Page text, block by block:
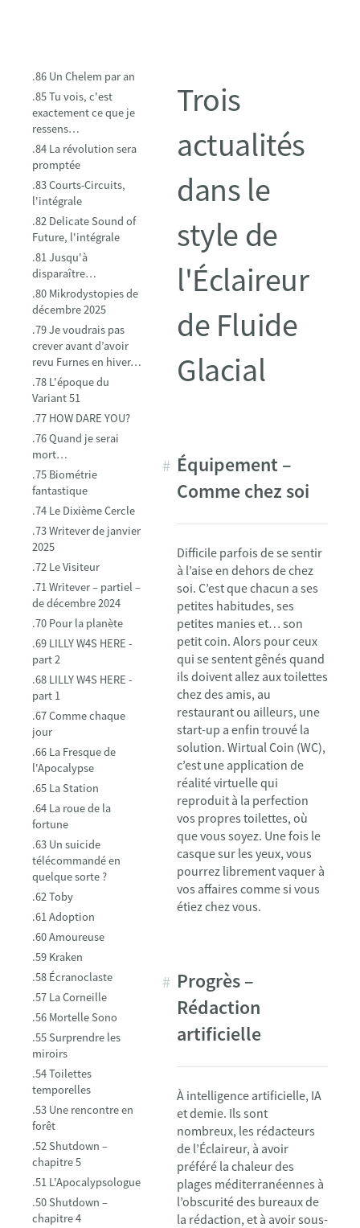
.86 Un Chelem par an
.85 Tu vois, c'est
exactement ce que je
ressens…
.84 La révolution sera
promptée
.83 Courts-Circuits,
l'intégrale
.82 Delicate Sound of
Future, l'intégrale
.81 Jusqu'à
disparaître…
.80 Mikrodystopies de
décembre 2025
.79 Je voudrais pas
crever avant d’avoir
revu Furnes en hiver…
.78 L'époque du
Variant 51
.77 HOW DARE YOU?
.76 Quand je serai
mort…
.75 Biométrie
fantastique
.74 Le Dixième Cercle
.73 Writever de janvier
2025
.72 Le Visiteur
.71 Writever – partiel –
de décembre 2024
.70 Pour la planète
.69 LILLY W4S HERE -
part 2
.68 LILLY W4S HERE -
part 1
.67 Comme chaque
jour
.66 La Fresque de
l'Apocalypse
.65 La Station
.64 La roue de la
fortune
.63 Un suicide
télécommandé en
quelque sorte ?
.62 Toby
.61 Adoption
.60 Amoureuse
.59 Kraken
.58 Écranoclaste
.57 La Corneille
.56 Mortelle Sono
.55 Surprendre les
miroirs
.54 Toilettes
temporelles
.53 Une rencontre en
forêt
.52 Shutdown –
chapitre 5
.51 L'Apocalypsologue
.50 Shutdown –
chapitre 4
Trois
actualités
dans le
style de
l'Éclaireur
de Fluide
Glacial
Équipement –
Comme chez soi
Difficile parfois de se sentir
à l’aise en dehors de chez
soi. C’est que chacun a ses
petites habitudes, ses
petites manies et… son
petit coin. Alors pour ceux
qui se sentent gênés quand
ils doivent allez aux toilettes
chez des amis, au
restaurant ou ailleurs, une
start-up a enfin trouvé la
solution. Wirtual Coin (WC),
c’est une application de
réalité virtuelle qui
reproduit à la perfection
vos propres toilettes, où
que vous soyez. Une fois le
casque sur les yeux, vous
pourrez librement vaquer à
vos affaires comme si vous
étiez chez vous.
Progrès –
Rédaction
artificielle
À intelligence artificielle, IA
et demie. Ils sont
nombreux, les rédacteurs
de l’Éclaireur, à avoir
préféré la chaleur des
plages méditerranéennes à
l’obscurité des bureaux de
la rédaction, et à avoir sous-